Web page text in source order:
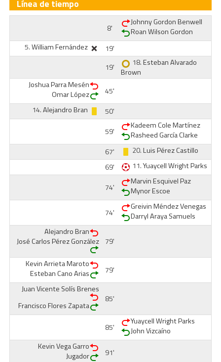
Línea de tiempo
8'
Johnny Gordon Benwell
Roan Wilson Gordon
5.William Fernández
19'
19'
18.Esteban Alvarado
Brown
Joshua Parra Mesén
Omar López
45'
14.Alejandro Bran
50'
59'
Kadeem Cole Martínez
Rasheed García Clarke
67'
20.Luis Pérez Castillo
69'
11.Yuaycell Wright Parks
74'
Marvin Esquivel Paz
Mynor Escoe
74'
Greivin Méndez Venegas
Darryl Araya Samuels
Alejandro Bran
José Carlos Pérez González
79'
Kevin Arrieta Maroto
Esteban Cano Arias
79'
Juan Vicente Solís Brenes
Francisco Flores Zapata
85'
85'
Yuaycell Wright Parks
John Vizcaíno
Kevin Vega Garro
Jugador
91'